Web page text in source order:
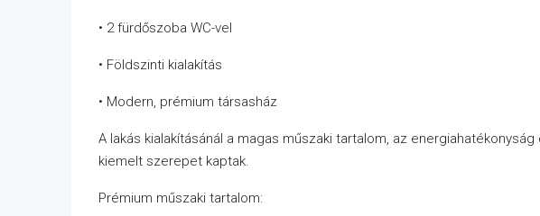
• 2 fürdőszoba WC-vel
• Földszinti kialakítás
• Modern, prémium társasház
A lakás kialakításánál a magas műszaki tartalom, az
kiemelt szerepet kaptak.
Prémium műszaki tartalom: